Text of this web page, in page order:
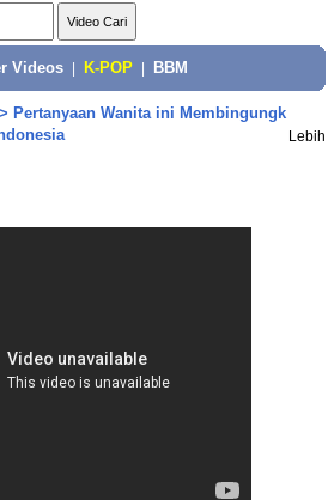
Videos K-POP BBM
Pertanyaan Wanita ini Membingungk
Lebih